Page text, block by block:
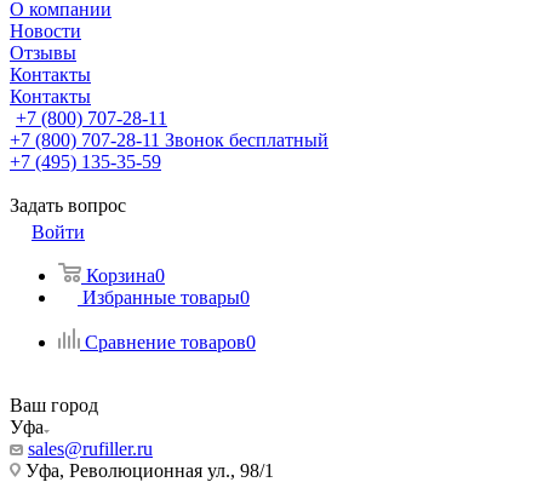
О компании
Новости
Отзывы
Контакты
Контакты
+7 (800) 707-28-11
+7 (800) 707-28-11 Звонок бесплатный
+7 (495) 135-35-59
Задать вопрос
Войти
Корзина0
Избранные товары0
Сравнение товаров0
Ваш город
Уфа
sales@rufiller.ru
Уфа, Революционная ул., 98/1